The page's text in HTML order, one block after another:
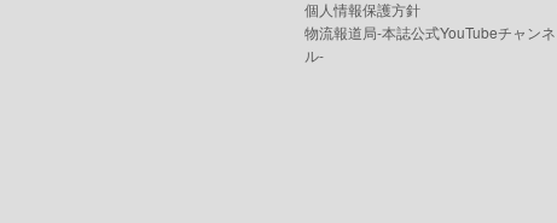
個人情報保護方針
物流報道局-本誌公式YouTubeチャンネ
ル-